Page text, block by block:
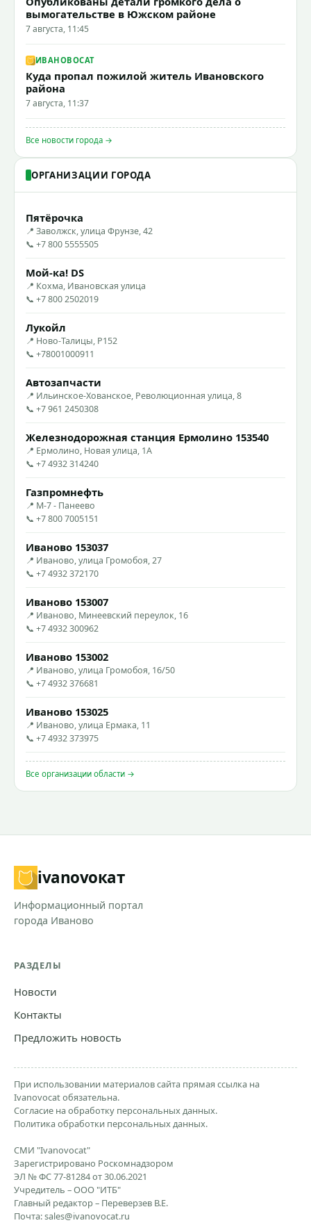
вымогательстве в Южском районе
7 августа, 11:45
ИВАНОВОCAT
Куда пропал пожилой житель Ивановского
района
7 августа, 11:37
Все новости города →
ОРГАНИЗАЦИИ ГОРОДА
Пятёрочка
📍 Заволжск, улица Фрунзе, 42
📞 +7 800 5555505
Мой-ка! DS
📍 Кохма, Ивановская улица
📞 +7 800 2502019
Лукойл
📍 Ново-Талицы, Р152
📞 +78001000911
Автозапчасти
📍 Ильинское-Хованское, Революционная улица, 8
📞 +7 961 2450308
Железнодорожная станция Ермолино 153540
📍 Ермолино, Новая улица, 1А
📞 +7 4932 314240
Газпромнефть
📍 М-7 - Панеево
📞 +7 800 7005151
Иваново 153037
📍 Иваново, улица Громобоя, 27
📞 +7 4932 372170
Иваново 153007
📍 Иваново, Минеевский переулок, 16
📞 +7 4932 300962
Иваново 153002
📍 Иваново, улица Громобоя, 16/50
📞 +7 4932 376681
Иваново 153025
📍 Иваново, улица Ермака, 11
📞 +7 4932 373975
Все организации области →
ivanovoкат
Информационный портал
города Иваново
РАЗДЕЛЫ
Новости
Контакты
Предложить новость
При использовании материалов сайта прямая ссылка на
Ivanovocat обязательна.
Согласие на обработку персональных данных.
Политика обработки персональных данных.
СМИ "Ivanovocat"
Зарегистрировано Роскомнадзором
ЭЛ № ФС 77-81284 от 30.06.2021
Учредитель – ООО "ИТБ"
Главный редактор – Переверзев В.Е.
Почта:sales@ivanovocat.ru